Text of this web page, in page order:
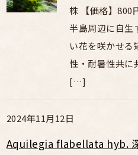
株 【価格】800
半島周辺に自生
い花を咲かせる
性・耐暑性共に
[…]
2024年11月12日
Aquilegia flabellata hyb.